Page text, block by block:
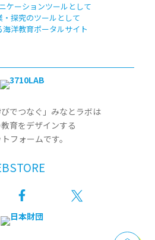
ケーションツールとして
・探究のツールとして
洋教育ポータルサイト
びでつなぐ」みなとラボは
育をデザインする
フォームです。